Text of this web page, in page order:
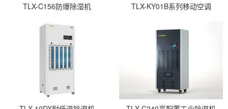
TLX-C156防爆除湿机 TLX-KY01B系列移动空调